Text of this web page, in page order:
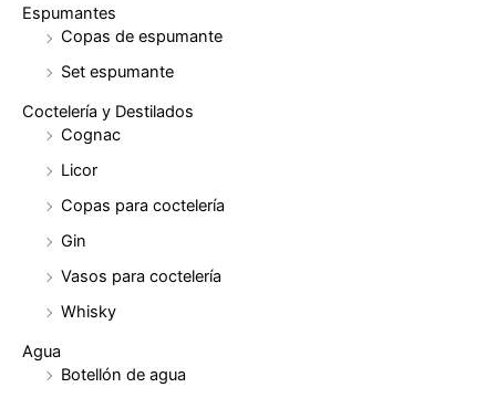
Espumantes
Copas de espumante
Set espumante
Coctelería y Destilados
Cognac
Licor
Copas para coctelería
Gin
Vasos para coctelería
Whisky
Agua
Botellón de agua